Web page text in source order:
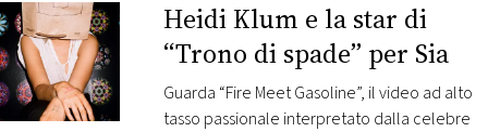
Heidi Klum e la star di
“Trono di spade” per Sia
Guarda “Fire Meet Gasoline”, il video ad alto
tasso passionale interpretato dalla celebre